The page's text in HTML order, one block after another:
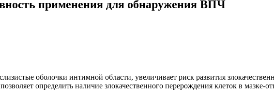
применения для обнаружения ВПЧ
оболочки интимной области, увеличивает риск развития
определить наличие злокачественного перерождения клеток в мазке-